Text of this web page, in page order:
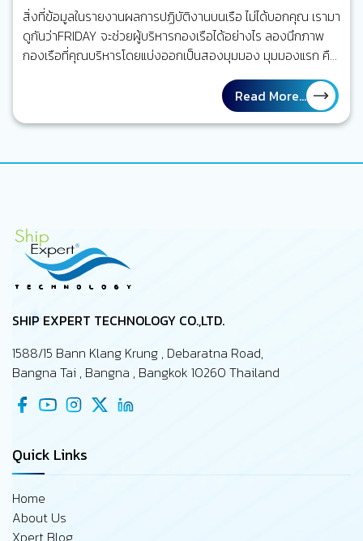
สิ่งที่ข้อมูลในรายงานผลการปฏิบัติงานบนเรือ ไม่ได้บอกคุณ เรามา
ดูกันว่าFRIDAY จะช่วยผู้บริหารกองเรือได้อย่างไร ลองนึกภาพ
กองเรือที่คุณบริหารโดยแบ่งออกเป็นสองมุมมอง มุมมองแรก คือ
กองเรือที่ถูกรายงานผลการปฏิบัติงานในรายงานกระดาษ ตาราง
ซ่อมบำรุงเรือถูกวางแผนไว้เป็นอย่างดีตรงตามเวลา งานบนเรือที่
จะต้องทำต่าง ๆ ถูกทำเครื่องหมายว่าแล้วเสร็จ รายงานทุกฉบับ
ถูกส่งตรงเวลา ทุกอย่างดูเป็นระเบียบ และอยู่ภายใต้การจัดการ
รายการซ่อมทำอาจจะถูกเลื่อนเพราะไม่มีอะไหล่สนับสนุน และบาง
ปัญหายังไม่เคยถูกรายงานถึงสำนักงานใหญ่…
Read More...
SHIP EXPERT TECHNOLOGY CO.,LTD.
1588/15 Bann Klang Krung , Debaratna Road,
Bangna Tai , Bangna , Bangkok 10260 Thailand
Quick Links
Home
About Us
Xpert Blog